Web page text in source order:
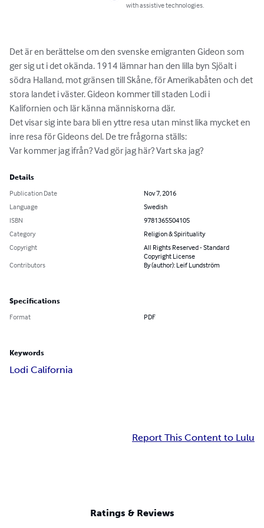
with assistive technologies.
Det är en berättelse om den svenske emigranten Gideon som
ger sig ut i det okända. 1914 lämnar han den lilla byn Sjöalt i
södra Halland, mot gränsen till Skåne, för Amerikabåten och det
stora landet i väster. Gideon kommer till staden Lodi i
Kalifornien och lär känna människorna där.
Det visar sig inte bara bli en yttre resa utan minst lika mycket en
inre resa för Gideons del. De tre frågorna ställs:
Var kommer jag ifrån? Vad gör jag här? Vart ska jag?
Details
Publication Date
Nov 7, 2016
Language
Swedish
ISBN
9781365504105
Category
Religion & Spirituality
Copyright
All Rights Reserved - Standard
Copyright License
Contributors
By (author): Leif Lundström
Specifications
Format PDF
Keywords
Lodi California
Report This Content to Lulu
Ratings & Reviews